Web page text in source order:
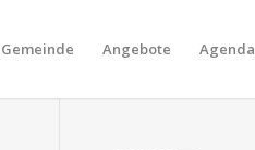
Gemeinde Angebote Agenda